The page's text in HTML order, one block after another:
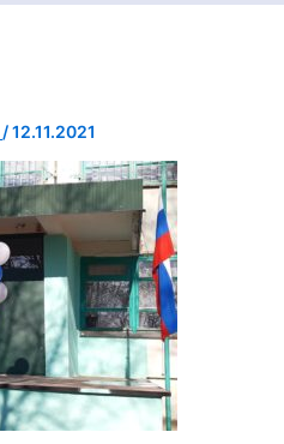
/12.11.2021